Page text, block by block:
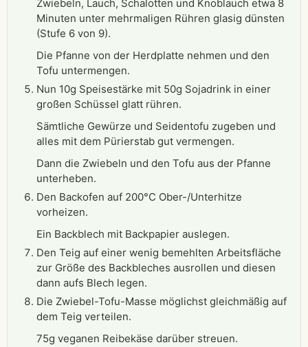
Zwiebeln, Lauch, Schalotten und Knoblauch etwa 8
Minuten unter mehrmaligen Rühren glasig dünsten
(Stufe 6 von 9).
Die Pfanne von der Herdplatte nehmen und den
Tofu untermengen.
Nun 10g Speisestärke mit 50g Sojadrink in einer
großen Schüssel glatt rühren.
Sämtliche Gewürze und Seidentofu zugeben und
alles mit dem Pürierstab gut vermengen.
Dann die Zwiebeln und den Tofu aus der Pfanne
unterheben.
Den Backofen auf 200°C Ober-/Unterhitze
vorheizen.
Ein Backblech mit Backpapier auslegen.
Den Teig auf einer wenig bemehlten Arbeitsfläche
zur Größe des Backbleches ausrollen und diesen
dann aufs Blech legen.
Die Zwiebel-Tofu-Masse möglichst gleichmäßig auf
dem Teig verteilen.
75g veganen Reibekäse darüber streuen.